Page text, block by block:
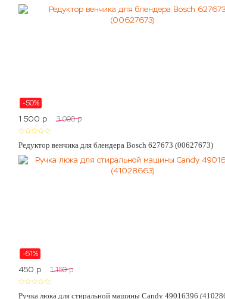
-50%
1 500 p 3 000 p
Редуктор венчика для блендера Bosch 627673 (00627673)
-61%
450 p 1 150 p
Ручка люка для стиральной машины Candy 49016396